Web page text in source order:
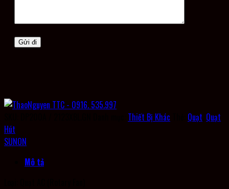
Thiết Bị Khác Quạt Quạt
Hút
SUNON
Mô tả